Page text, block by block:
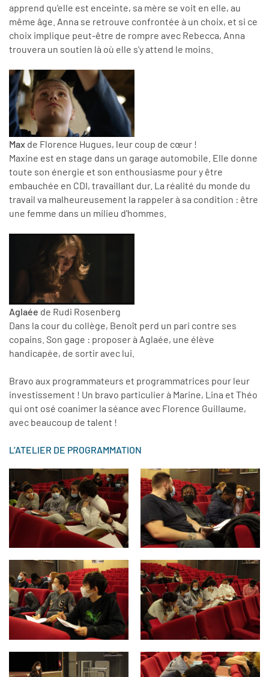
apprend qu'elle est enceinte, sa mère se voit en elle, au
même âge. Anna se retrouve confrontée à un choix, et si ce
choix implique peut-être de rompre avec Rebecca, Anna
trouvera un soutien là où elle s'y attend le moins.
Max de Florence Hugues, leur coup de cœur !
Maxine est en stage dans un garage automobile. Elle donne
toute son énergie et son enthousiasme pour y être
embauchée en CDI, travaillant dur. La réalité du monde du
travail va malheureusement la rappeler à sa condition : être
une femme dans un milieu d'hommes.
Aglaée de Rudi Rosenberg
Dans la cour du collège, Benoît perd un pari contre ses
copains. Son gage : proposer à Aglaée, une élève
handicapée, de sortir avec lui.
Bravo aux programmateurs et programmatrices pour leur
investissement ! Un bravo particulier à Marine, Lina et Théo
qui ont osé coanimer la séance avec Florence Guillaume,
avec beaucoup de talent !
L’ATELIER DE PROGRAMMATION